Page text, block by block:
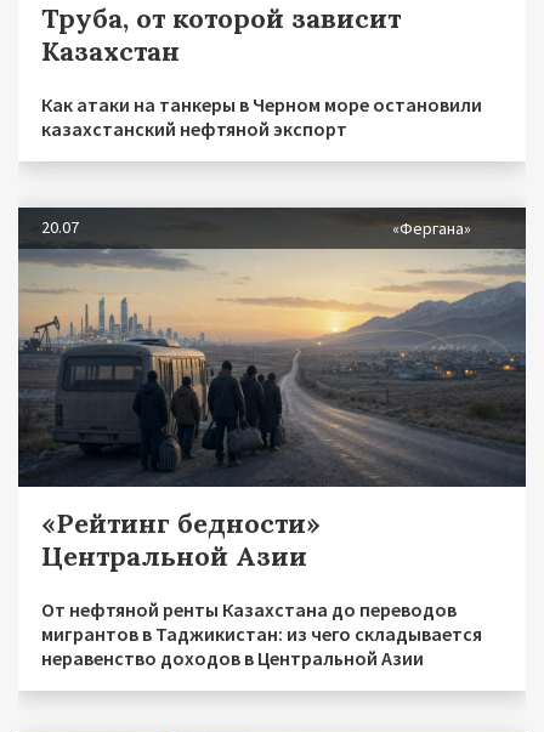
Труба, от которой зависит
Казахстан
Как атаки на танкеры в Черном море остановили
казахстанский нефтяной экспорт
20.07 «Фергана»
«Рейтинг бедности»
Центральной Азии
От нефтяной ренты Казахстана до переводов
мигрантов в Таджикистан: из чего складывается
неравенство доходов в Центральной Азии